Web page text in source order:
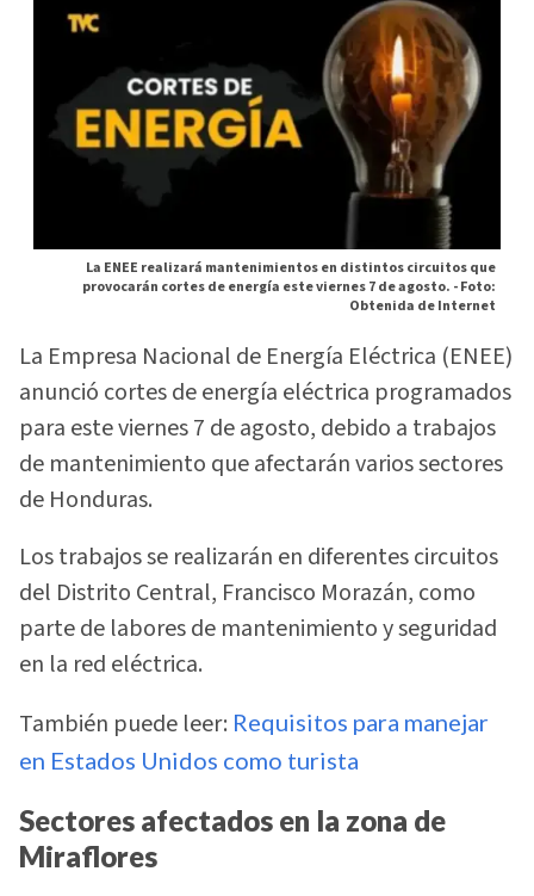
La ENEE realizará mantenimientos en distintos circuitos que
provocarán cortes de energía este viernes 7 de agosto. -Foto:
Obtenida de Internet
La Empresa Nacional de Energía Eléctrica (ENEE)
anunció cortes de energía eléctrica programados
para este viernes 7 de agosto, debido a trabajos
de mantenimiento que afectarán varios sectores
de Honduras.
Los trabajos se realizarán en diferentes circuitos
del Distrito Central, Francisco Morazán, como
parte de labores de mantenimiento y seguridad
en la red eléctrica.
También puede leer: Requisitos para manejar
en Estados Unidos como turista
Sectores afectados en la zona de
Miraflores